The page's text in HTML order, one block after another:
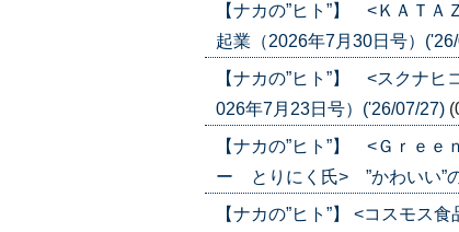
【ナカの”ヒト”】 <ＫＡＴ
起業（2026年7月30日号）
【ナカの”ヒト”】 <スクナ
026年7月23日号）('26/07/27)
【ナカの”ヒト”】 <Ｇｒｅ
ー とりにく氏> ”かわいい”
【ナカの”ヒト”】 <コスモ